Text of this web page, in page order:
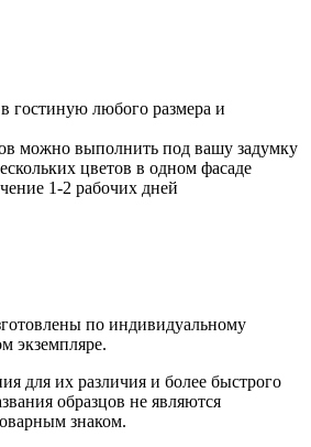
гостиную любого размера и
можно выполнить под вашу задумку
цветов в одном фасаде
1-2 рабочих дней
по индивидуальному
экземпляре.
для их различия и более быстрого
образцов не являются
знаком.